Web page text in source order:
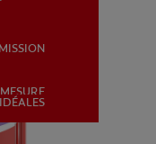
MISSION